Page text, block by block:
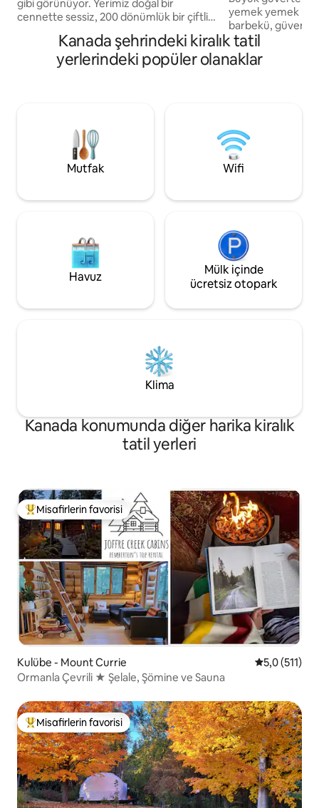
gibi görünüyor. Yerimiz doğal bir
cennette sessiz, 200 dönümlük bir çiftlik.
kasaba. Tüm olanaklara sahip 2 büyük
kasabaya 45 dakika. Tamamen özel,
sahilde çok dost canlısı hayvanlarla dolu
kulübeyi de kiralıyorsanız, küçük bir
ücret karşılığında partinizle birlikte
karavanlara/çadırlara izin veriyoruz.
yemek yemek
barbekü, güvenlik
gönül rahatlığı
ve dingin okyanus
çıkarın. - Mutfak:
yatak odası
Dinlendirici bir banyo
4 mükemmel
kenarı yaşamı.
Kanada şehrindeki kiralık tatil
yerlerindeki popüler olanaklar
Mutfak Wifi
Havuz
Mülk içinde
ücretsiz otopark
Klima
Kanada konumunda diğer harika kiralık
tatil yerleri
Misafirlerin favorilerinden en beğenilenler arasında
Misafirlerin favorisi
Kulübe - Mount Currie 5 üzerinden
5,0 (511)
Ormanla Çevrili ★ Şelale, Şömine ve Sauna
Misafirlerin favorilerinden en beğenilenler arasında
Misafirlerin favorisi